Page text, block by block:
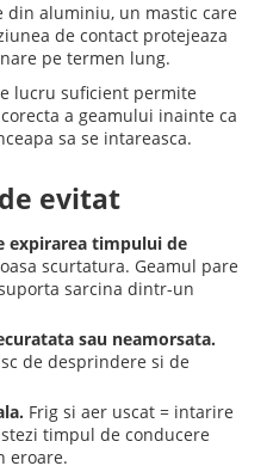
din aluminiu, un mastic care
de contact protejeaza
pe termen lung.
lucru suficient permite
a geamului inainte ca
sa se intareasca.
evitat
expirarea timpului de
scurtatura. Geamul pare
sarcina dintr-un
sau neamorsata.
de desprindere si de
Frig si aer uscat = intarire
timpul de conducere
eroare.